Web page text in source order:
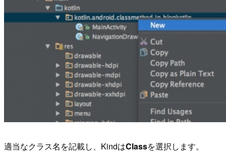
適当なクラス名を記載し、KindはClassを選択します。